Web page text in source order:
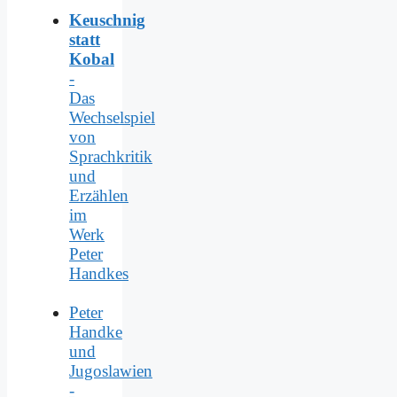
Keuschnig
statt
Kobal
-
Das
Wechselspiel
von
Sprachkritik
und
Erzählen
im
Werk
Peter
Handkes
Peter
Handke
und
Jugoslawien
-